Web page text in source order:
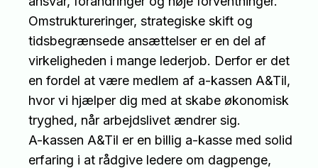
Omstruktureringer, strategiske skift og
tidsbegrænsede ansættelser er en del af
virkeligheden i mange lederjob. Derfor er det
en fordel at være medlem af a-kassen A&Til,
hvor vi hjælper dig med at skabe økonomisk
tryghed, når arbejdslivet ændrer sig.
A-kassen A&Til er en billig a-kasse med solid
erfaring i at rådgive ledere om dagpenge,